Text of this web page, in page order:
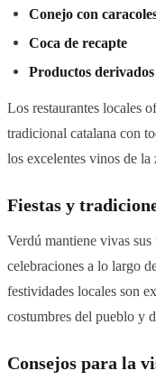
Conejo con
Coca de recapte
Productos
Los restaurantes locales
tradicional catalana con
los excelentes vinos de la
Fiestas y
Verdú mantiene vivas
celebraciones a lo largo
festividades locales son
costumbres del pueblo y
Consejos para la